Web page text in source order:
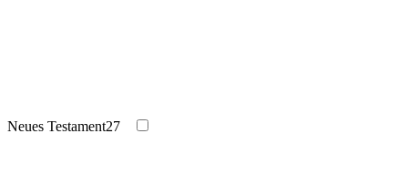
Neues Testament27